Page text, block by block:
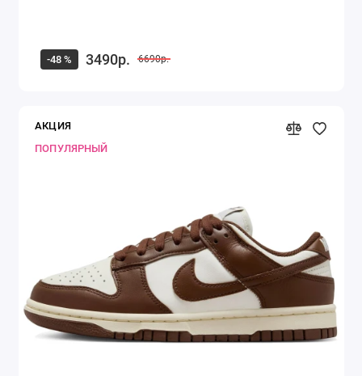
-48 % 3490р. 6690р.
АКЦИЯ
ПОПУЛЯРНЫЙ